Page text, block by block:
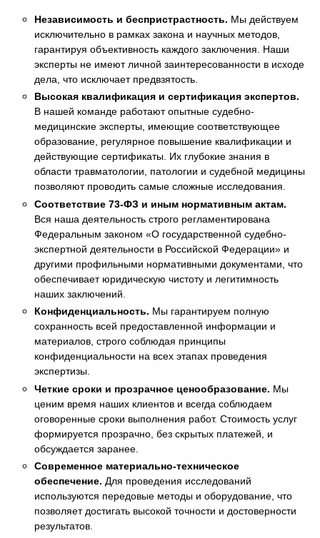
Независимость и беспристрастность. Мы действуем
исключительно в рамках закона и научных методов,
гарантируя объективность каждого заключения. Наши
эксперты не имеют личной заинтересованности в исходе
дела, что исключает предвзятость.
Высокая квалификация и сертификация экспертов.
В нашей команде работают опытные судебно-
медицинские эксперты, имеющие соответствующее
образование, регулярное повышение квалификации и
действующие сертификаты. Их глубокие знания в
области травматологии, патологии и судебной медицины
позволяют проводить самые сложные исследования.
Соответствие 73-ФЗ и иным нормативным актам.
Вся наша деятельность строго регламентирована
Федеральным законом «О государственной судебно-
экспертной деятельности в Российской Федерации» и
другими профильными нормативными документами, что
обеспечивает юридическую чистоту и легитимность
наших заключений.
Конфиденциальность. Мы гарантируем полную
сохранность всей предоставленной информации и
материалов, строго соблюдая принципы
конфиденциальности на всех этапах проведения
экспертизы.
Четкие сроки и прозрачное ценообразование. Мы
ценим время наших клиентов и всегда соблюдаем
оговоренные сроки выполнения работ. Стоимость услуг
формируется прозрачно, без скрытых платежей, и
обсуждается заранее.
Современное материально-техническое
обеспечение. Для проведения исследований
используются передовые методы и оборудование, что
позволяет достигать высокой точности и достоверности
результатов.